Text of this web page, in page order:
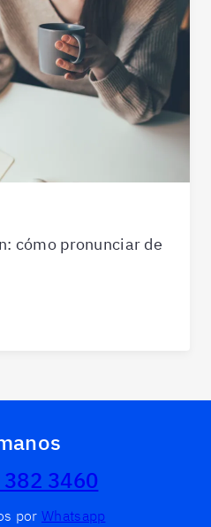
cómo pronunciar de
3460
por Whatsapp